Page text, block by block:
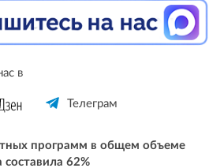
в
Телеграм
программ в общем объеме
составила 62%